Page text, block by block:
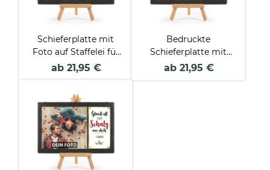
Schieferplatte mit
Foto auf Staffelei für
die Frau
ab 21,95 €
Bedruckte
Schieferplatte mit
Foto auf Staffelei für
ab 21,95 €